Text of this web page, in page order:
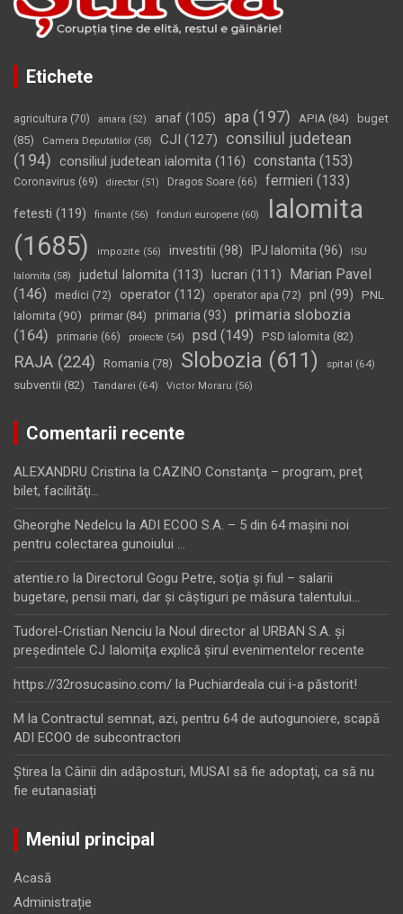
Etichete
agricultura (70) amara (52) anaf (105) apa (197) APIA (84)
buget
(85)
Camera Deputatilor (58) CJI (127)
consiliul judetean
(194) consiliul judetean ialomita (116) constanta (153)
Coronavirus (69) director (51) Dragos Soare (66) fermieri (133)
fetesti (119) finante (56) fonduri europene (60)
Ialomita
(1685)
impozite (56) investitii (98) IPJ Ialomita (96) ISU
Ialomita (58) judetul Ialomita (113) lucrari (111)
Marian Pavel
(146)
medici (72) operator (112) operator apa (72) pnl (99)
PNL
Ialomita (90) primar(84) primaria (93)
primaria slobozia
(164)
primarie (66) proiecte (54) psd (149) PSD Ialomita (82)
RAJA (224) Romania (78) Slobozia (611) spital (64)
subventii (82) Tandarei (64) Victor Moraru (56)
Comentarii recente
ALEXANDRU Cristina la CAZINO Constanţa – program, preţ
bilet, facilităţi…
Gheorghe Nedelcu la ADI ECOO S.A. – 5 din 64 maşini noi
pentru colectarea gunoiului …
atentie.ro la Directorul Gogu Petre, soţia şi fiul – salarii
bugetare, pensii mari, dar şi câştiguri pe măsura talentului…
Tudorel-Cristian Nenciu la Noul director al URBAN S.A. şi
preşedintele CJ Ialomiţa explică şirul evenimentelor recente
https://32rosucasino.com/ la Puchiardeala cui i-a păstorit!
M la Contractul semnat, azi, pentru 64 de autogunoiere, scapă
ADI ECOO de subcontractori
Ştirea la Câinii din adăposturi, MUSAI să fie adoptați, ca să nu
fie eutanasiați
Meniul principal
Acasă
Administrație